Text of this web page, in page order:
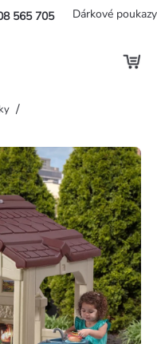
565 705 Dárkové poukazy
/